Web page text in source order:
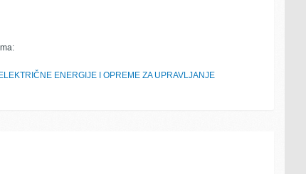
ENERGIJE I OPREME ZA UPRAVLJANJE